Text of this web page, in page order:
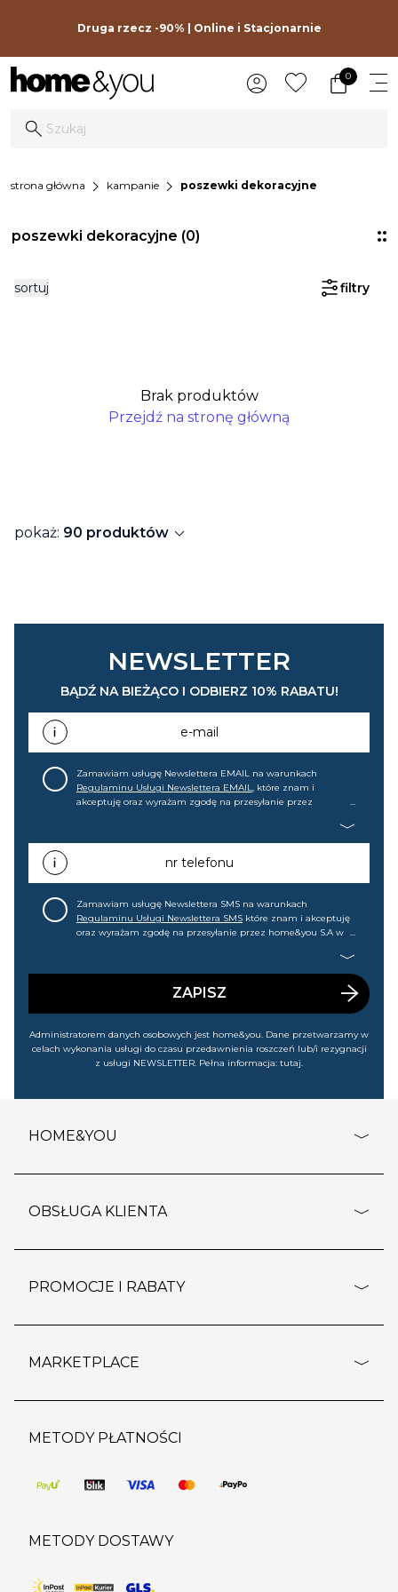
Druga rzecz -90% | Online i Stacjonarnie
0
strona główna chevron_right kampanie chevron_right poszewki dekoracyjne
poszewki dekoracyjne (0)
sortuj filtry
Brak produktów
Przejdź na stronę główną
pokaż: 90 produktów expand_more
NEWSLETTER
BĄDŹ NA BIEŻĄCO I ODBIERZ 10% RABATU!
e-mail
Zamawiam usługę Newslettera EMAIL na warunkach
Regulaminu Usługi Newslettera EMAIL, które znam i
akceptuję oraz wyrażam zgodę na przesyłanie przez
promocjach, wyprzedażach). Wiem, że mogę tę zgodę w
każdej chwili cofnąć.nr telefonu
Zamawiam usługę Newslettera SMS na warunkach
Regulaminu Usługi Newslettera SMS które znam i akceptuję
oraz wyrażam zgodę na przesyłanie przez home&you S.A w
wyprzedażach). Wiem, że mogę tę zgodę w każdej chwili
ZAPISZ
Administratorem danych osobowych jest home&you. Dane przetwarzamy w
celach wykonania usługi do czasu przedawnienia roszczeń lub/i rezygnacji
z usługi NEWSLETTER. Pełna informacja: tutaj.
HOME&YOU
o firmie
polityka prywatności
kontakt
OBSŁUGA KLIENTA
dostawy i płatność
wypis z subskrypcji
regulamin sklepu
pozostałe regulaminy
PROMOCJE I RABATY
outlet
regulaminy promocji
MARKETPLACE
strefa marek
pomoc dla sprzedawców
METODY PŁATNOŚCI
METODY DOSTAWY